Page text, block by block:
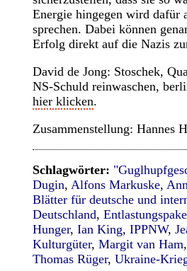
Energie hingegen wird dafür
sprechen. Dabei können
Erfolg direkt auf die Nazis
David de Jong: Stoschek,
NS-Schuld reinwaschen,
hier klicken.
Zusammenstellung: Hannes
Schlagwörter:
Dugin, Alfons Markuske,
Blätter für deutsche und
Deutschland,
Hunger, Ian King, IPPNW,
Kulturgüter, Margit van Ham
Thomas Rüger, Ukraine-